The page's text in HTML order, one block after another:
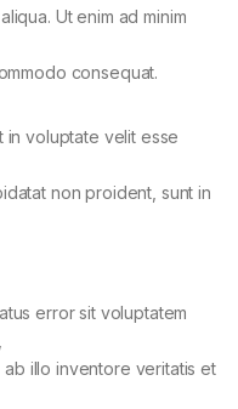
Ut enim ad minim
consequat.
voluptate velit esse
non proident, sunt in
error sit voluptatem
illo inventore veritatis et